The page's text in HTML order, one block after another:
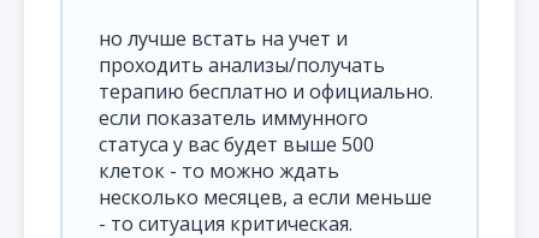
но лучше встать на учет и
проходить анализы/получать
терапию бесплатно и официально.
если показатель иммунного
статуса у вас будет выше 500
клеток - то можно ждать
несколько месяцев, а если меньше
- то ситуация критическая.